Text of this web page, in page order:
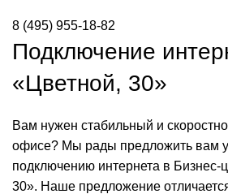
8 (495) 955-18-82
Подключение
«Цветной, 30»
Вам нужен стабильный и
офисе? Мы рады предложить вам
подключению интернета в Бизнес-
30». Наше предложение